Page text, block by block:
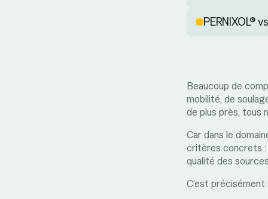
PERNIXOL®
Beaucoup de
mobilité, de
de plus près, tous
Car dans le
critères concrets :
qualité des
C’est